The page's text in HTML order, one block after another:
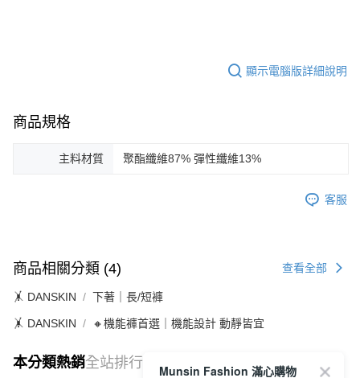
顯示電腦版詳細說明
商品規格
主料材質 聚酯纖維87% 彈性纖維13%
客服
商品相關分類 (4) 查看全部
🤸 DANSKIN 下著｜長/短褲
🤸 DANSKIN 🔸機能褲首選｜機能設計 動靜皆宜
本分類熱銷全站排行
Munsin Fashion 滿心購物